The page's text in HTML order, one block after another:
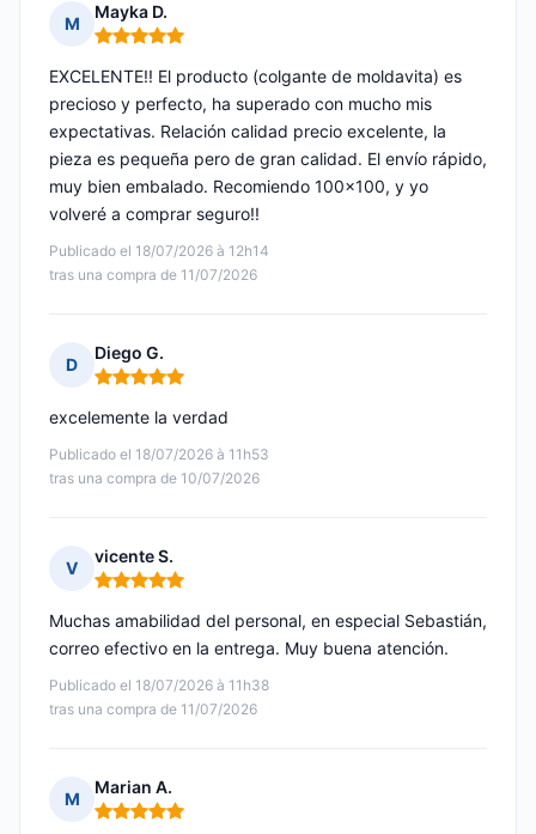
M
Mayka D.
Nota: 5 de 5
Publicado el 18/07/2026 à 12h14
tras una compra de 11/07/2026
EXCELENTE!! El producto (colgante de moldavita) es
precioso y perfecto, ha superado con mucho mis
expectativas. Relación calidad precio excelente, la
pieza es pequeña pero de gran calidad. El envío rápido,
muy bien embalado. Recomiendo 100x100, y yo
volveré a comprar seguro!!
D
Diego G.
Nota: 5 de 5
Publicado el 18/07/2026 à 11h53
tras una compra de 10/07/2026
excelemente la verdad
V
vicente S.
Nota: 5 de 5
Publicado el 18/07/2026 à 11h38
tras una compra de 11/07/2026
Muchas amabilidad del personal, en especial Sebastián,
correo efectivo en la entrega. Muy buena atención.
M
Marian A.
Nota: 5 de 5